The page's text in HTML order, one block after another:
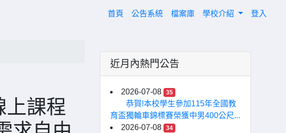
首頁 (current)
公告系統 檔案庫 學校介紹 登入
上課程
近月內熱門公告
2026-07-08 35
恭賀!本校學生參加115年全國教
育盃獨輪車錦標賽榮獲中男400公尺...
2026-07-08
34